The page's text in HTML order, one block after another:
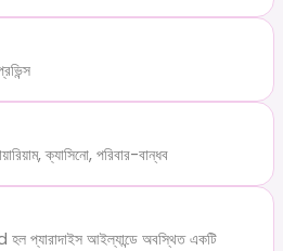
ক্যাসিনো, পরিবার-বান্ধব
আইল্যান্ডে অবস্থিত একটি